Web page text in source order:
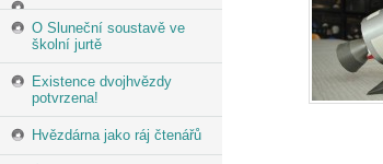
O Sluneční soustavě ve
školní jurtě
Existence dvojhvězdy
potvrzena!
Hvězdárna jako ráj čtenářů